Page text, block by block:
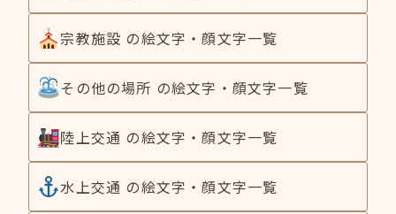
宗教施設 の絵文字・顔文字一覧
その他の場所 の絵文字・顔文字一覧
陸上交通 の絵文字・顔文字一覧
水上交通 の絵文字・顔文字一覧